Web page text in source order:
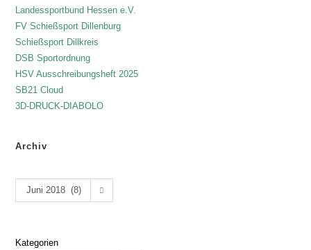
Landessportbund Hessen e.V.
FV Schießsport Dillenburg
Schießsport Dillkreis
DSB Sportordnung
HSV Ausschreibungsheft 2025
SB21 Cloud
3D-DRUCK-DIABOLO
Archiv
Juni 2018 (8)
Kategorien